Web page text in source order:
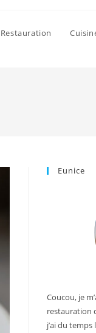
Restauration
Eunice
Coucou, je
restauration
j’ai du